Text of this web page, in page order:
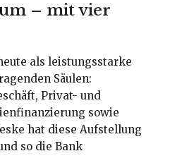
– mit vier
als leistungsstarke
Säulen:
Privat- und
sowie
hat diese Aufstellung
so die Bank